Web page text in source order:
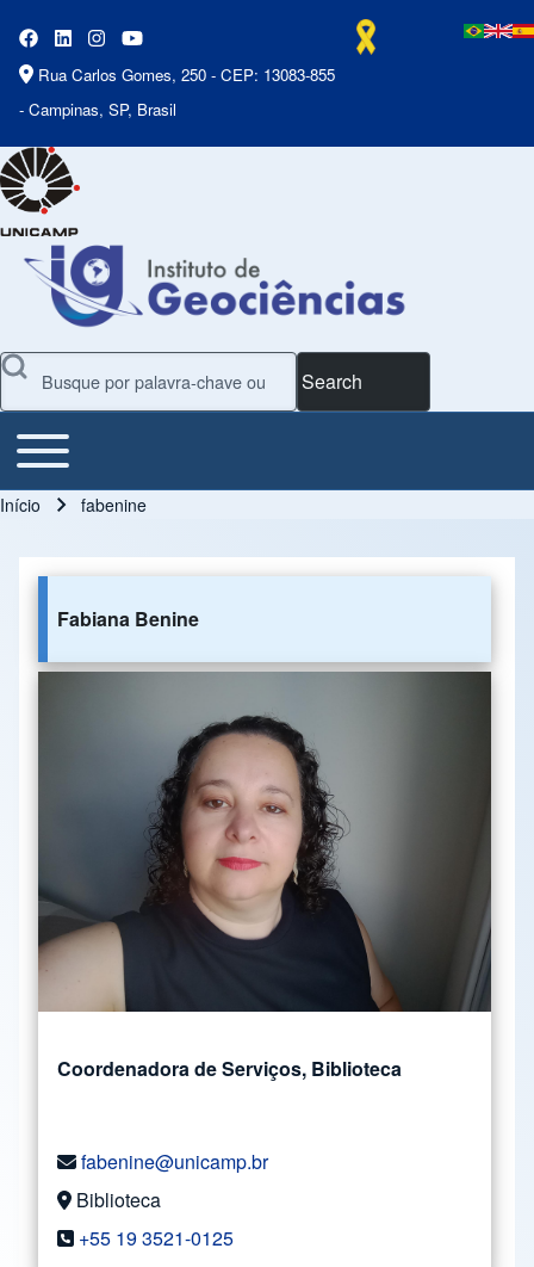
Rua Carlos Gomes, 250 - CEP: 13083-855
- Campinas, SP, Brasil
Search
Main Menu
Toggle main menu
Início fabenine
Fabiana Benine
Coordenadora de Serviços, Biblioteca
fabenine@unicamp.br
Biblioteca
+55 19 3521-0125